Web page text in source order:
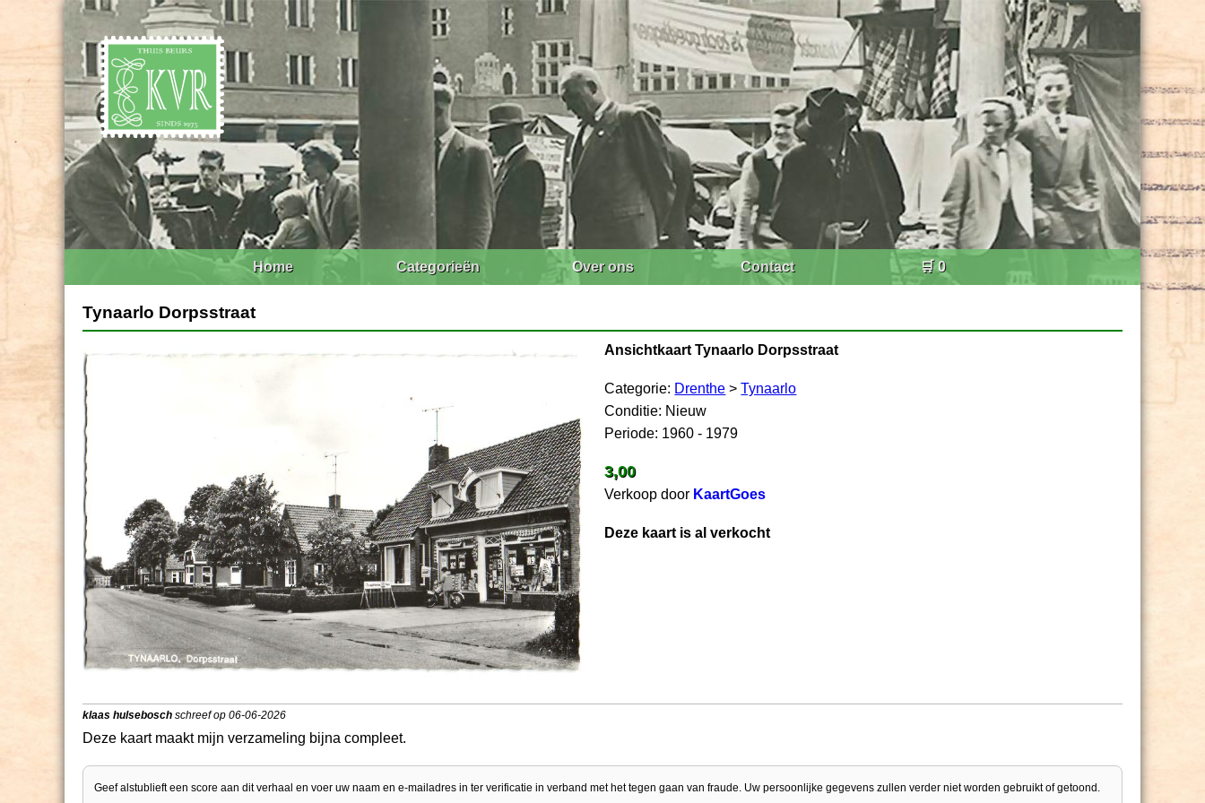
Home Categorieën Over ons Contact 🛒 0
Tynaarlo Dorpsstraat
Ansichtkaart Tynaarlo Dorpsstraat
Categorie: Drenthe >Tynaarlo
Conditie: Nieuw
Periode: 1960 - 1979
3,00
Verkoop door KaartGoes
Deze kaart is al verkocht
klaas hulsebosch schreef op 06-06-2026
Deze kaart maakt mijn verzameling bijna compleet.
Geef alstublieft een score aan dit verhaal en voer uw naam en e-mailadres in ter verificatie in verband met het tegen gaan van fraude. Uw persoonlijke gegevens zullen verder niet worden gebruikt of getoond.